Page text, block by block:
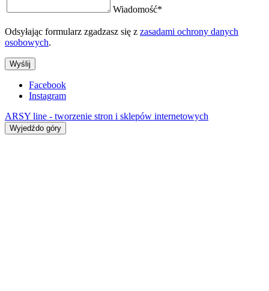
Wiadomość*
Odsyłając formularz zgadzasz się z zasadami ochrony danych
osobowych.
Wyślij
Facebook
Instagram
ARSY line - tworzenie stron i sklepów internetowych
Wyjedźdo góry